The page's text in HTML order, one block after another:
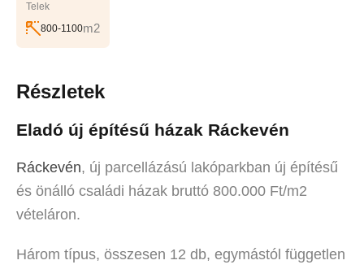
Telek
800-1100m2
Részletek
Eladó új építésű házak Ráckevén
Ráckevén, új parcellázású lakóparkban új építésű
és önálló családi házak bruttó 800.000 Ft/m2
vételáron.
Három típus, összesen 12 db, egymástól független